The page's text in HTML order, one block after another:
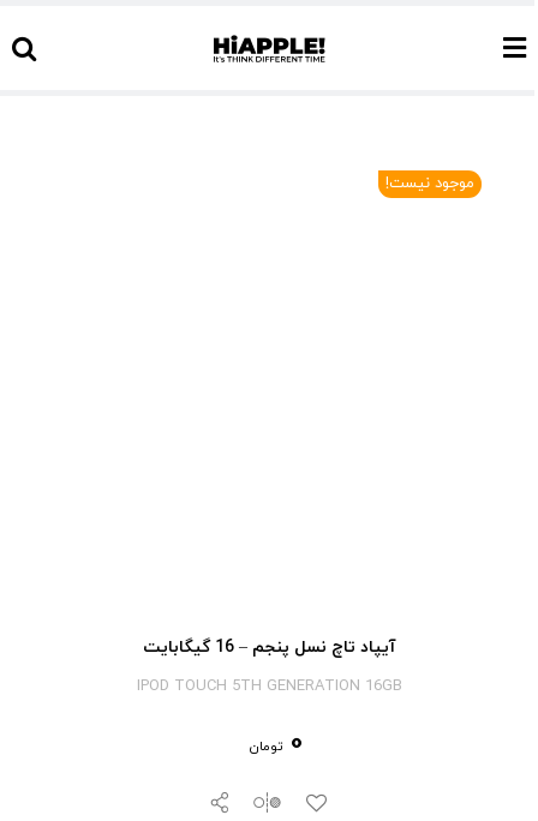
to
موجود نیست!
آیپاد تاچ نسل پنجم – 16 گیگابایت
IPOD TOUCH 5TH GENERATION 16GB
0 تومان